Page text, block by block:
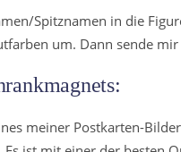
Spitznamen in die
um. Dann sende
meiner Postkarten-